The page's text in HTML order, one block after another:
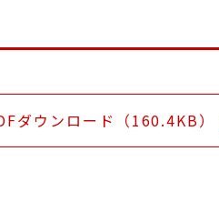
ダウンロード（160.4KB）